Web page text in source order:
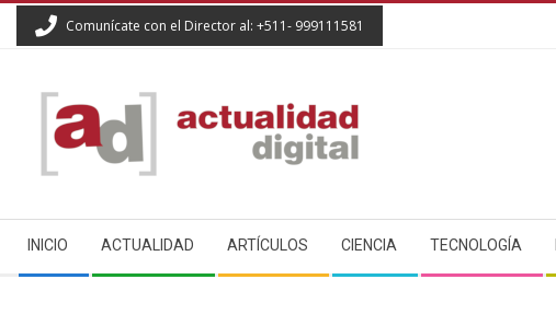
Comunícate con el Director al: +511- 999111581
ACTUALIDAD
DIGITAL
Navigation
Menu
INICIO ACTUALIDAD ARTÍCULOS CIENCIA TECNOLOGÍA